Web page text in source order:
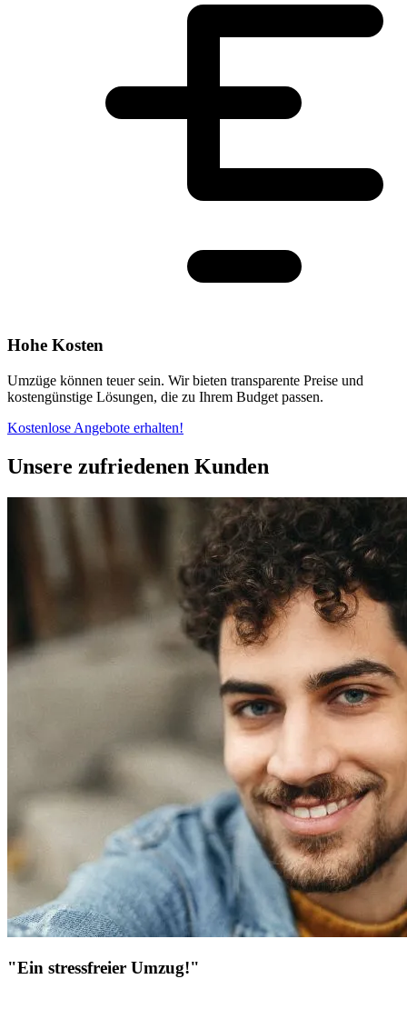
Hohe Kosten
Umzüge können teuer sein. Wir bieten transparente Preise und
kostengünstige Lösungen, die zu Ihrem Budget passen.
Kostenlose Angebote erhalten!
Unsere zufriedenen Kunden
"Ein stressfreier Umzug!"